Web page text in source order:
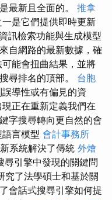
最新且全面的。 推拿
是它們提供即時更新
訊檢索功能與生成模型
自網路的最新數據，確
能會扭曲結果，並將
尋排名的頂部。 台胞
導性或有偏見的資
正在重新定義我們在
字搜尋轉向更自然的會
言模型 會計事務所
系統解決了傳統 外燴
尋引擎中發現的關鍵問
究了法學碩士和基於關
會話式搜尋引擎如何提